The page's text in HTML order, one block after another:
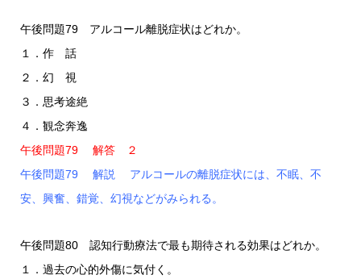
午後問題79 アルコール離脱症状はどれか。
１．作 話
２．幻 視
３．思考途絶
４．観念奔逸
午後問題79 解答 ２
午後問題79 解説 アルコールの離脱症状には、不眠、不
安、興奮、錯覚、幻視などがみられる。
午後問題80 認知行動療法で最も期待される効果はどれか。
１．過去の心的外傷に気付く。